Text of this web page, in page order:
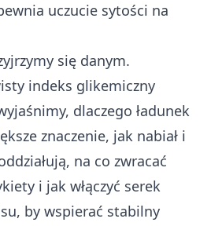
uczucie sytości na
się danym.
indeks glikemiczny
dlaczego ładunek
znaczenie, jak nabiał i
na co zwracać
i jak włączyć serek
by wspierać stabilny